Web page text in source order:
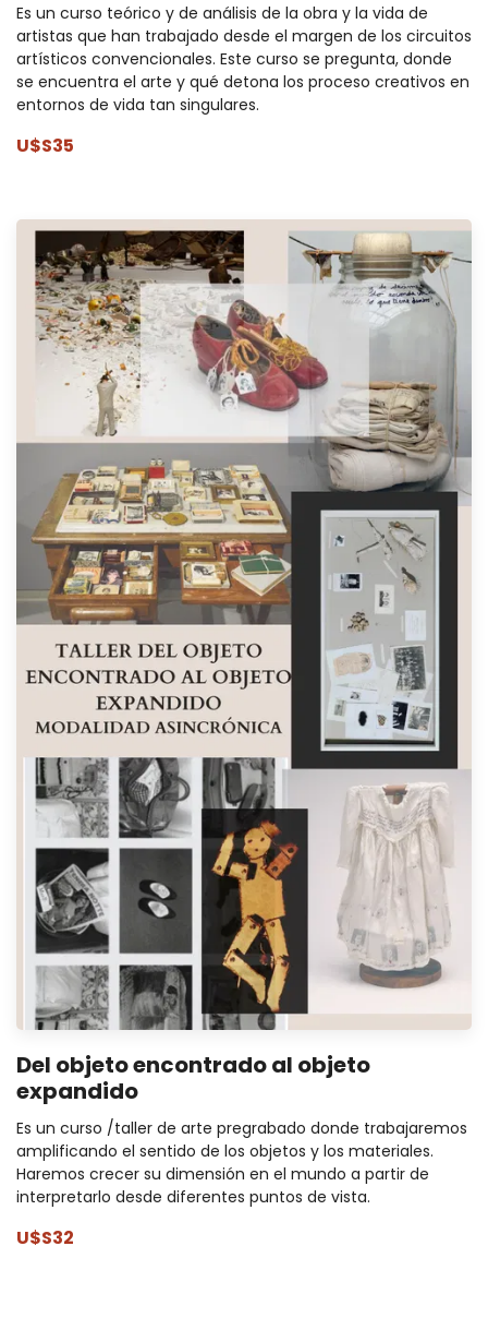
Es un curso teórico y de análisis de la obra y la vida de
artistas que han trabajado desde el margen de los circuitos
artísticos convencionales. Este curso se pregunta, donde
se encuentra el arte y qué detona los proceso creativos en
entornos de vida tan singulares.
U$S35
Del objeto encontrado al objeto
expandido
Es un curso /taller de arte pregrabado donde trabajaremos
amplificando el sentido de los objetos y los materiales.
Haremos crecer su dimensión en el mundo a partir de
interpretarlo desde diferentes puntos de vista.
U$S32